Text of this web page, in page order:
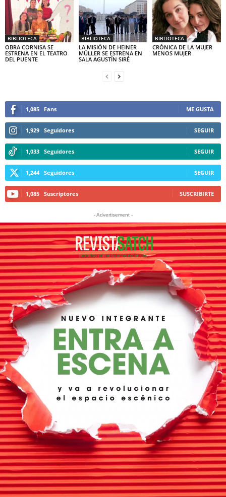
BIBLIOTECA
OBRA CORNISA SE
ESTRENA EN EL TEATRO
DEL PUENTE
BIBLIOTECA
LA MISIÓN DE HEINER
MÜLLER SE ESTRENA EN
SALA AGUSTÍN SIRÉ
BIBLIOTECA
CRÓNICA DE LA MUJER
MENOS MUJER
1,085 Fans ME GUSTA
1,929 Seguidores SEGUIR
1,033 Seguidores SEGUIR
1,244 Seguidores SEGUIR
1,085 Suscriptores SUSCRIBIRTE
- Advertisement -